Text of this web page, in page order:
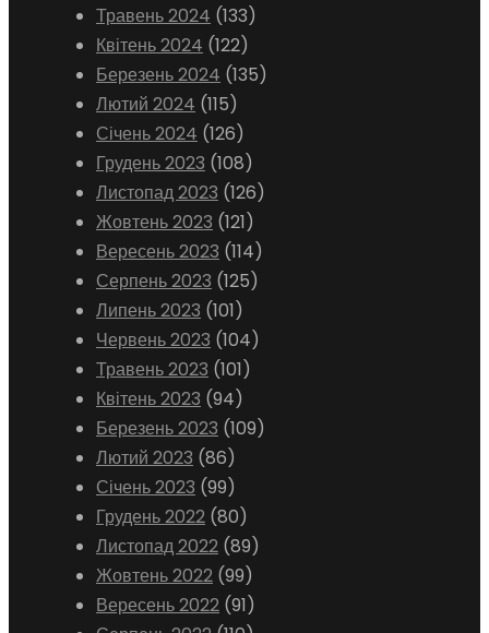
Травень 2024 (133)
Квітень 2024 (122)
Березень 2024 (135)
Лютий 2024 (115)
Січень 2024 (126)
Грудень 2023 (108)
Листопад 2023 (126)
Жовтень 2023 (121)
Вересень 2023 (114)
Серпень 2023 (125)
Липень 2023 (101)
Червень 2023 (104)
Травень 2023 (101)
Квітень 2023 (94)
Березень 2023 (109)
Лютий 2023 (86)
Січень 2023 (99)
Грудень 2022 (80)
Листопад 2022 (89)
Жовтень 2022 (99)
Вересень 2022 (91)